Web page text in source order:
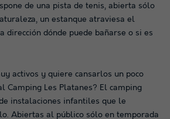
de una pista de tenis, abierta sólo
un estanque atraviesa el
dirección dónde puede bañarse o si es
activos y quiere cansarlos un poco
Camping Les Platanes? El camping
instalaciones infantiles que le
Abiertas al público sólo en temporada